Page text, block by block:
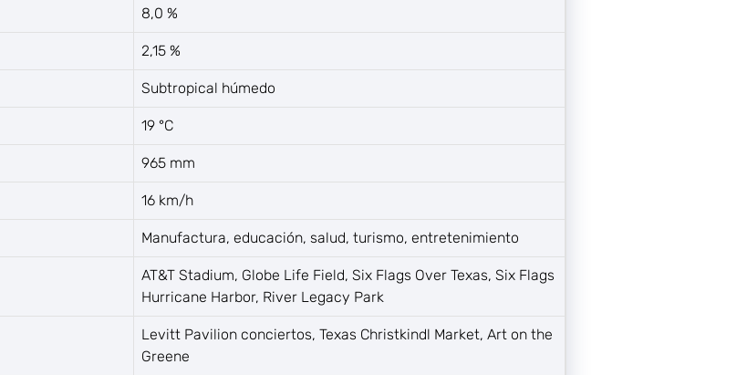
8,0 %
2,15 %
Subtropical húmedo
19 °C
965 mm
16 km/h
Manufactura, educación, salud, turismo, entretenimiento
AT&T Stadium, Globe Life Field, Six Flags Over Texas, Six Flags
Hurricane Harbor, River Legacy Park
Levitt Pavilion conciertos, Texas Christkindl Market, Art on the
Greene